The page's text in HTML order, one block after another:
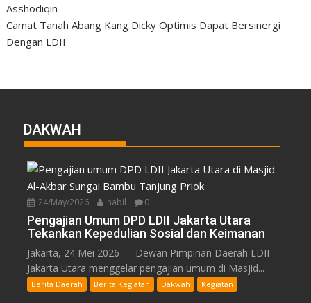
Asshodiqin
Camat Tanah Abang Kang Dicky Optimis Dapat Bersinergi
Dengan LDII
DAKWAH
24/May/2026 nabil 0
Pengajian Umum DPD LDII Jakarta Utara
Tekankan Kepedulian Sosial dan Keimanan
Jakarta, 24 Mei 2026 — Dewan Pimpinan Daerah LDII
Jakarta Utara menggelar pengajian umum di Masjid...
Berita Daerah Berita Kegiatan Dakwah Kegiatan